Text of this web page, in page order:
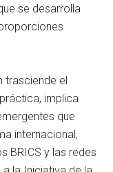
se desarrolla
trasciende el
implica
que
internacional,
BRICS y las redes